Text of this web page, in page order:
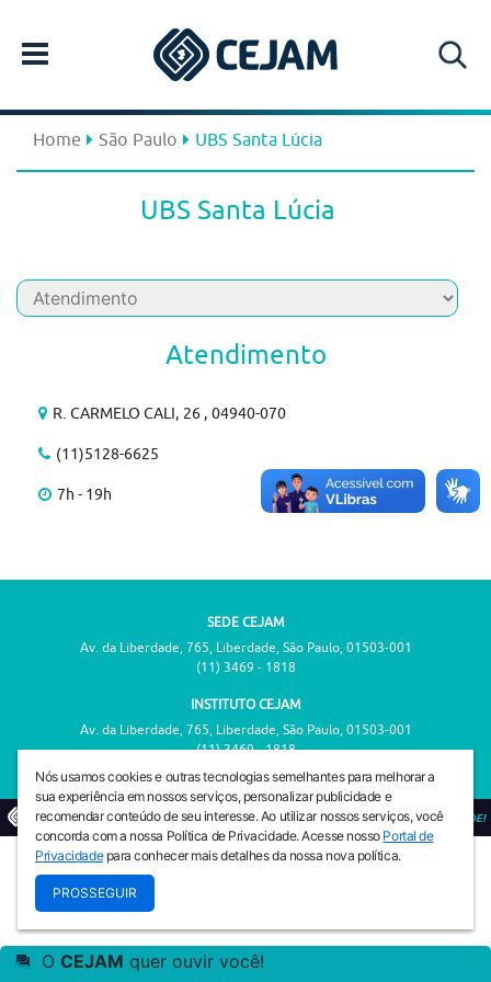
Home São Paulo UBS Santa Lúcia
UBS Santa Lúcia
Atendimento
R. CARMELO CALI, 26 , 04940-070
(11)5128-6625
7h - 19h
SEDE CEJAM
Av. da Liberdade, 765, Liberdade, São Paulo, 01503-001
(11) 3469 - 1818
INSTITUTO CEJAM
Av. da Liberdade, 765, Liberdade, São Paulo, 01503-001
(11) 3469 - 1818
© 2026 PREVENIR É VIVER COM QUALIDADE!
Nós usamos cookies e outras tecnologias semelhantes para melhorar a
sua experiência em nossos serviços, personalizar publicidade e
recomendar conteúdo de seu interesse. Ao utilizar nossos serviços, você
concorda com a nossa Política de Privacidade. Acesse nosso Portal de
Privacidadepara conhecer mais detalhes da nossa nova política.
PROSSEGUIR
O CEJAM quer ouvir você!